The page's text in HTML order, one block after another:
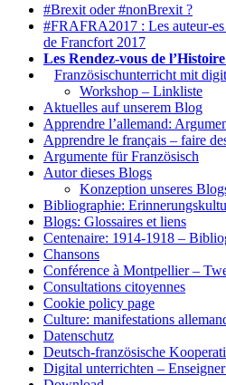
#Brexit oder #nonBrexit ?
#FRAFRA2017 : Les auteur-
de Francfort 2017
Les Rendez-vous de
Französischunterricht mit
Workshop – Linkliste
Aktuelles auf unserem Blog
Apprendre l’allemand:
Apprendre le français – faire
Argumente für Französisch
Autor dieses Blogs
Konzeption unseres
Bibliographie:
Blogs: Glossaires et liens
Centenaire: 1914-1918 –
Chansons
Conférence à Montpellier –
Consultations citoyennes
Cookie policy page
Culture: manifestations
Datenschutz
Deutsch-französische
Digital unterrichten –